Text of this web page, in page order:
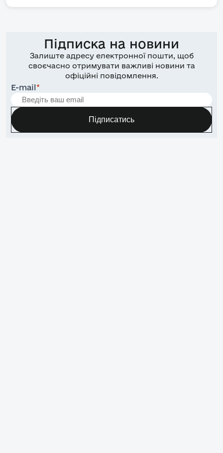
Підписка на новини
Залиште адресу електронної пошти, щоб
своєчасно отримувати важливі новини та
офіційні повідомлення.
E-mail*
Підписатись